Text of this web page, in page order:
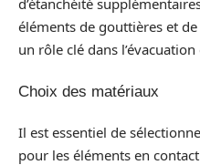
d’étanchéité
éléments de gouttières et
un rôle clé dans l’évacuation
Choix des matériaux
Il est essentiel de
pour les éléments en